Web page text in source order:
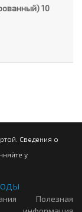
10
Сведения о
у
Полезная